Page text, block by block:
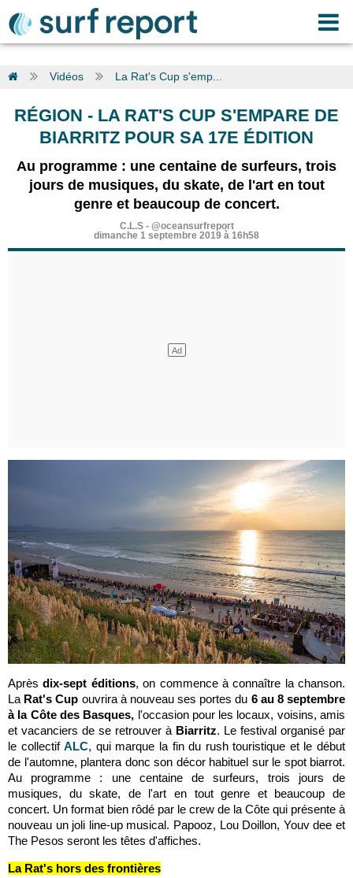
Vidéos La Rat's Cup s'emp...
RÉGION - LA RAT'S CUP S'EMPARE DE
BIARRITZ POUR SA 17E ÉDITION
Au programme : une centaine de surfeurs, trois
jours de musiques, du skate, de l'art en tout
genre et beaucoup de concert.
C.L.S- @oceansurfreport
dimanche 1 septembre 2019 à 16h58
Aprèsdix-sept éditions, on commence à connaître la chanson.
LaRat's Cup ouvrira à nouveau ses portes du 6 au 8 septembre
à la Côte des Basques, l'occasion pour les locaux, voisins, amis
et vacanciers de se retrouver à Biarritz. Le festival organisé par
le collectifALC, qui marque la fin du rush touristique et le début
de l'automne, plantera donc son décor habituel sur le spot biarrot.
Au programme : une centaine de surfeurs, trois jours de
musiques, du skate, de l'art en tout genre et beaucoup de
concert. Un format bien rôdé par le crew de la Côte qui présente à
nouveau un joli line-up musical. Papooz, Lou Doillon, Youv dee et
The Pesos seront les têtes d'affiches.
La Rat's hors des frontières